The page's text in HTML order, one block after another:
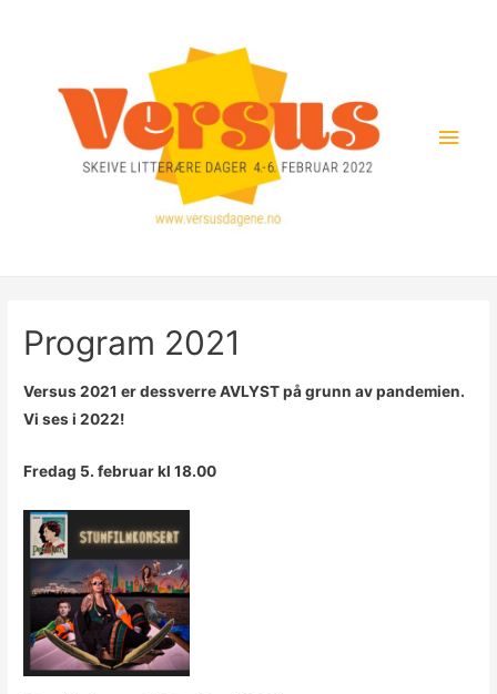
innholdet
Program 2021
Versus 2021 er dessverre AVLYST på grunn av pandemien.
Vi ses i 2022!
Fredag 5. februar kl 18.00